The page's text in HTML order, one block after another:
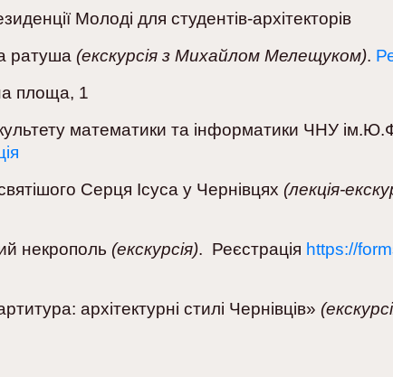
Молоді для студентів-архітекторів
ратуша (екскурсія з Михайлом Мелещуком).
площа, 1
математики та інформатики ЧНУ
Серця Ісуса у Чернівцях (лекція-
некрополь (екскурсія). Реєстрація https://
архітектурні стилі Чернівців»